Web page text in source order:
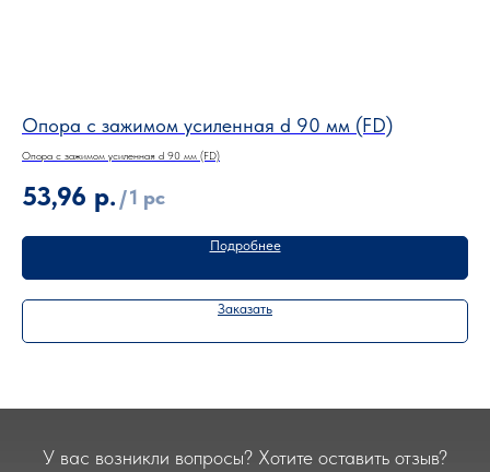
Опора с зажимом усиленная d 90 мм (FD)
Опора с зажимом усиленная d 90 мм (FD)
53,96 р. /1 pc
Подробнее
Заказать
У вас возникли вопросы? Хотите оставить отзыв?